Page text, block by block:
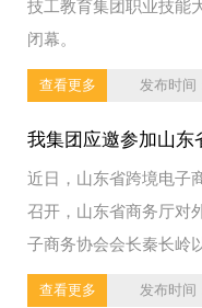
技工教育集团职业技能
闭幕。
查看更多 发布时间
我集团应邀参加山东
次会议
近日，山东省跨境电子
召开，山东省商务厅对
子商务协会会长秦长岭
查看更多 发布时间